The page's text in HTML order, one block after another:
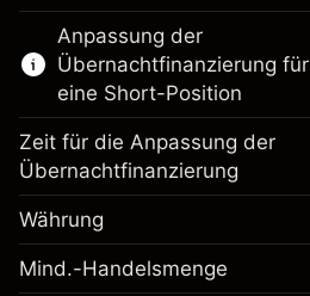
CFDs
Margin. Ihre Investition
Anpassung der
Übernachtfinanzierung
Anpassung der
Übernachtfinanzierung für
eine Short-Position
Zeit für die Anpassung der
Übernachtfinanzierung
Währung
Mind.-Handelsmenge